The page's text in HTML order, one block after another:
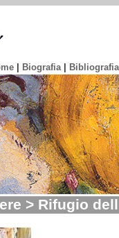
Biografia| Bibliografia
> Rifugio